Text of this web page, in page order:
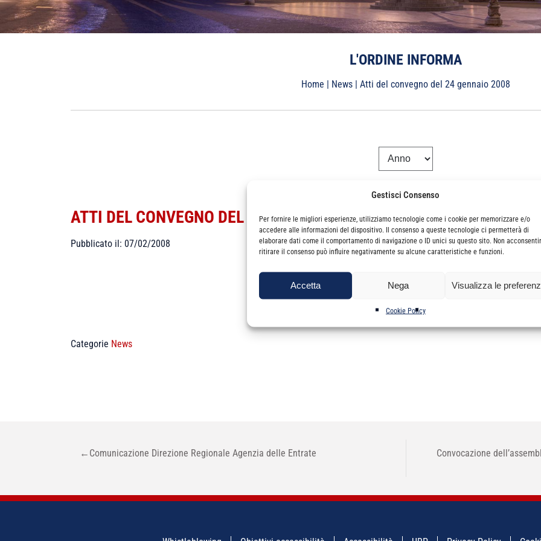
Gestisci Consenso
Per fornire le migliori esperienze, utilizziamo tecnologie come i cookie per memorizzare e/o
accedere alle informazioni del dispositivo. Il consenso a queste tecnologie ci permetterà di
elaborare dati come il comportamento di navigazione o ID unici su questo sito. Non
ritirare il consenso può influire negativamente su alcune caratteristiche e funzioni.
Accetta Nega Visualizza le
Cookie Policy
L'ORDINE INFORMA
Home | News | Atti del convegno del 24 gennaio 2008
ATTI DEL CONVEGNO DEL 24 GENNAIO 2008
Pubblicato il: 07/02/2008
Categorie News
← Comunicazione Direzione Regionale Agenzia delle Entrate Convocazione